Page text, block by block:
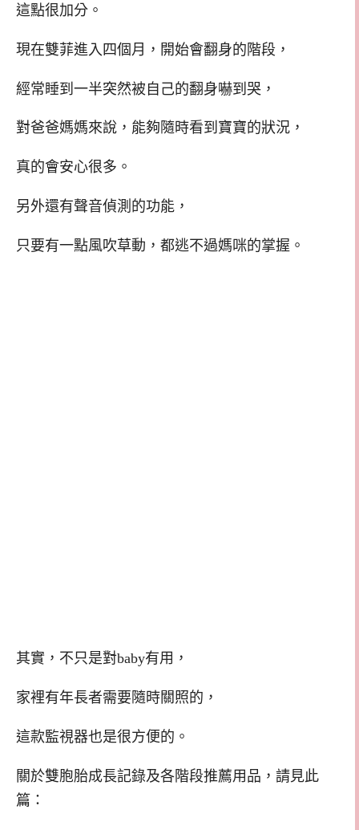
這點很加分。
現在雙菲進入四個月，開始會翻身的階段，
經常睡到一半突然被自己的翻身嚇到哭，
對爸爸媽媽來說，能夠隨時看到寶寶的狀況，
真的會安心很多。
另外還有聲音偵測的功能，
只要有一點風吹草動，都逃不過媽咪的掌握。
其實，不只是對baby有用，
家裡有年長者需要隨時關照的，
這款監視器也是很方便的。
關於雙胞胎成長記錄及各階段推薦用品，請見此
篇：